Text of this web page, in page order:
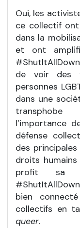
Oui, les
ce collectif
dans la
et ont
de voir des
personnes
dans une
l’importance
défense
des
droits humains
profit sa
bien
collectifs en
queer.